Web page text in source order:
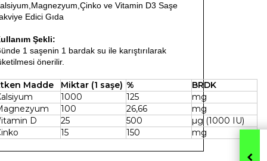
ve Vitamin D3 Saşe
Edici Gıda
Şekli:
1 saşenin 1 bardak su ile karıştırılarak
önerilir.
Madde Miktar (1 saşe) %
BRDK
1000 125
mg
100 26,66
mg
D
25 500
µg (1000 IU)
15 150 mg